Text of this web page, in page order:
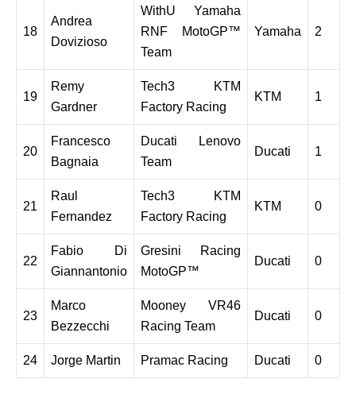
18
Andrea
Dovizioso
WithU Yamaha
RNF MotoGP™
Team
Yamaha 2
19
Remy
Gardner
Tech3 KTM
Factory Racing
KTM 1
20
Francesco
Bagnaia
Ducati Lenovo
Team
Ducati 1
21
Raul
Fernandez
Tech3 KTM
Factory Racing
KTM 0
22
Fabio Di
Giannantonio
Gresini Racing
MotoGP™
Ducati 0
23
Marco
Bezzecchi
Mooney VR46
Racing Team
Ducati 0
24 Jorge Martin Pramac Racing Ducati 0